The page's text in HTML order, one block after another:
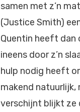
samen met z’n
(Justice Smith)
Quentin heeft dan
ineens door z’n
hulp nodig heeft
makend natuurlijk,
verschijnt blijkt ze